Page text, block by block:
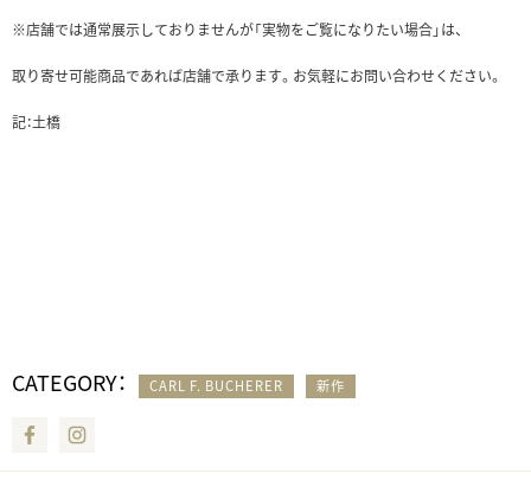
※店舗では通常展示しておりませんが「実物をご覧になりたい場合」は、
取り寄せ可能商品であれば店舗で承ります。お気軽にお問い合わせください。
記：土橋
CATEGORY： CARL F. BUCHERER 新作
Facebook